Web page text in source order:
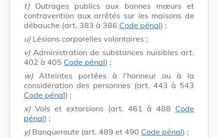
t) Outrages publics aux bonnes mœurs et
contravention aux arrêtés sur les maisons de
débauche (art. 383 à 386 Code pénal) ;
u) Lésions corporelles volontaires ;
v) Administration de substances nuisibles art.
402 à 405 Code pénal) ;
w) Atteintes portées à l’honneur ou à la
considération des personnes (art. 443 à 543
Code pénal) ;
x) Vols et extorsions (art. 461 à 488 Code
pénal) ;
y) Banqueroute (art. 489 et 490 Code pénal) ;